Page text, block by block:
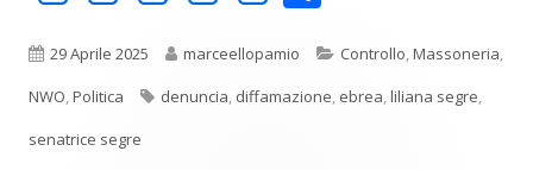
una
nuova
finestra
una
nuova
finestra
una
nuova
una
nuova
una
nuova
n
di
Pubblicato
29 Aprile 2025 Autore
marceellopamio Categorie
Controllo,Massoneria,
NWO,Politica Tag
denuncia, diffamazione, ebrea,liliana segre,
senatrice segre